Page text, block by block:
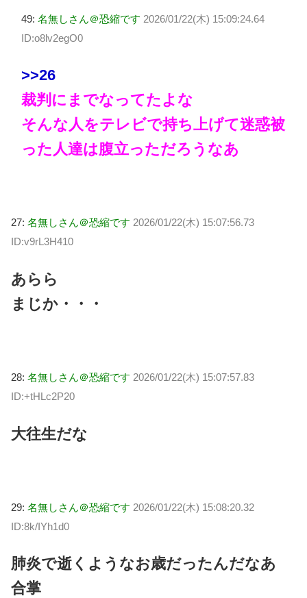
49: 名無しさん＠恐縮です 2026/01/22(木) 15:09:24.64
ID:o8lv2egO0
>>26
裁判にまでなってたよな
そんな人をテレビで持ち上げて迷惑被
った人達は腹立っただろうなあ
27: 名無しさん＠恐縮です 2026/01/22(木) 15:07:56.73
ID:v9rL3H410
あらら
まじか・・・
28: 名無しさん＠恐縮です 2026/01/22(木) 15:07:57.83
ID:+tHLc2P20
大往生だな
29: 名無しさん＠恐縮です 2026/01/22(木) 15:08:20.32
ID:8k/IYh1d0
肺炎で逝くようなお歳だったんだなあ
合掌